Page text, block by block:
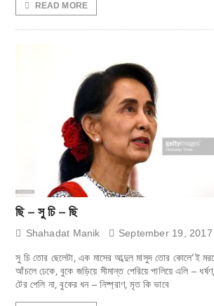
READ MORE
ছি – সু চি – ছি
Shahadat Manik September 19, 2017
সু চি তোর ছেলেটা, এক মাসের আব্দুল মাসুদ তোর কোলে’ই
আঁচলে ঢেকে, বুকে জড়িয়ে সীমান্ত পেরিয়ে পালিয়ে এলি –
টের পেলি না, বুকের ধন – নিষ্প্রাণ, মৃত কি ভাবে